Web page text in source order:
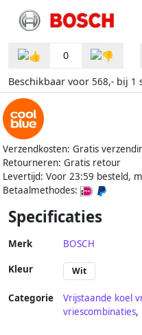
0
Beschikbaar voor 568,- bij 1
Verzendkosten: Gratis
Retourneren: Gratis retour
Levertijd: Voor 23:59 besteld,
Betaalmethodes:
Specificaties
Merk BOSCH
Kleur Wit
Categorie Vrijstaande koel
vriescombinaties,